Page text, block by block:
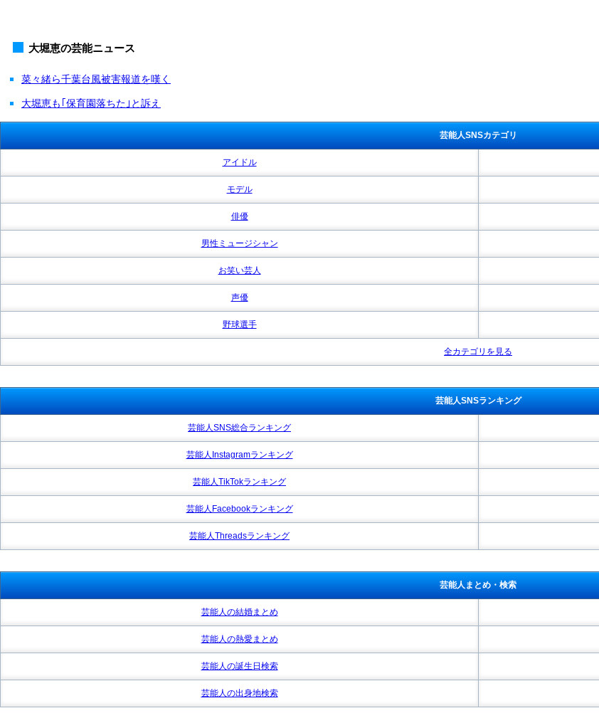
大堀恵の芸能ニュース
菜々緒ら千葉台風被害報道を嘆く
大堀恵も｢保育園落ちた｣と訴え
芸能人SNSカテゴリ
アイドル
モデル
俳優
男性ミュージシャン
お笑い芸人
声優
野球選手
全カテゴリを見る
芸能人SNSランキング
芸能人SNS総合ランキング
芸能人Instagramランキング
芸能人TikTokランキング
芸能人Facebookランキング
芸能人Threadsランキング
芸能人まとめ・検索
芸能人の結婚まとめ
芸能人の熱愛まとめ
芸能人の誕生日検索
芸能人の出身地検索